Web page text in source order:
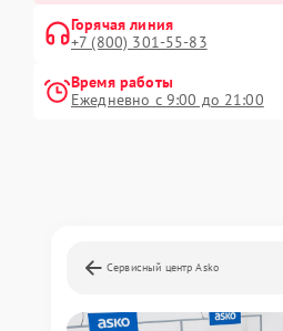
Горячая линия
+7 (800) 301-55-83
Время работы
Ежедневно с 9:00 до 21:00
Сервисный центр Asko